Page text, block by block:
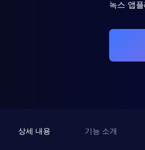
녹스 앱
상세 내용 기능 소개